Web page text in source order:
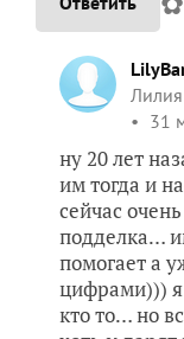
Лилия
31
ну 20 лет
им тогда и
сейчас
подделка…
помогает а
цифрами))) я
кто то… но